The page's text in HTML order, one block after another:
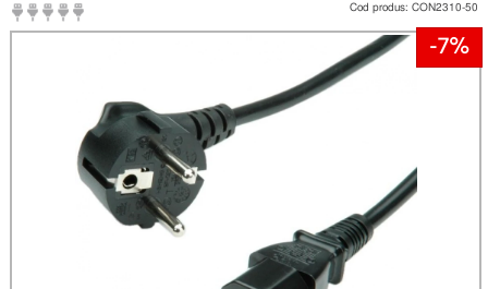
-7%
(
Cod produs: CON2310-50